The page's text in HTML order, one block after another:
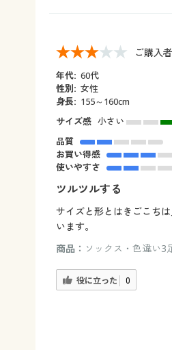
ご購入
年代: 60代
性別: 女性
身長: 155～160cm
サイズ感 小さい
品質
お買い得感
使いやすさ
ツルツルする
サイズと形とはきごこち
います。
商品： ソックス・色違い3
役に立った 0